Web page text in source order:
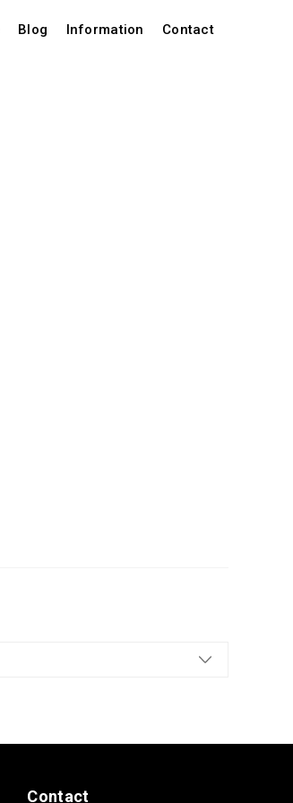
Blog Information Contact
Contact